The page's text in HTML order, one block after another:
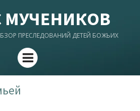
МУЧЕНИКОВ
ПРЕСЛЕДОВАНИЙ ДЕТЕЙ БОЖЬИХ
Menu